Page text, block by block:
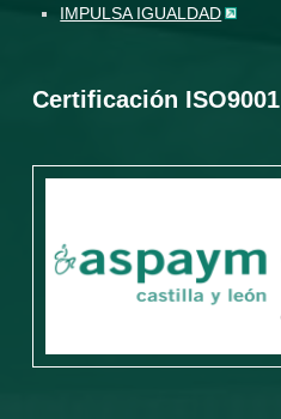
IMPULSA IGUALDAD
Certificación ISO9001